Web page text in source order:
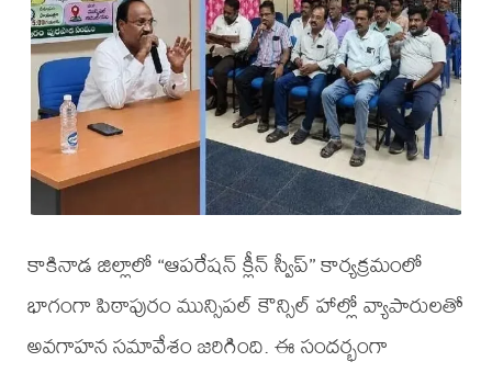
కాకినాడ జిల్లాలో “ఆపరేషన్ క్లీన్ స్వీప్” కార్యక్రమంలో
భాగంగా పిఠాపురం మున్సిపల్ కౌన్సిల్ హాల్లో వ్యాపారులతో
అవగాహన సమావేశం జరిగింది. ఈ సందర్భంగా